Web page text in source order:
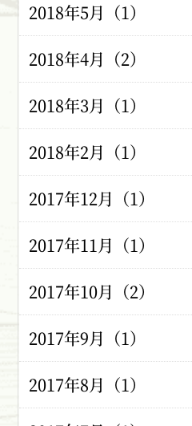
2018年5月（1）
2018年4月（2）
2018年3月（1）
2018年2月（1）
2017年12月（1）
2017年11月（1）
2017年10月（2）
2017年9月（1）
2017年8月（1）